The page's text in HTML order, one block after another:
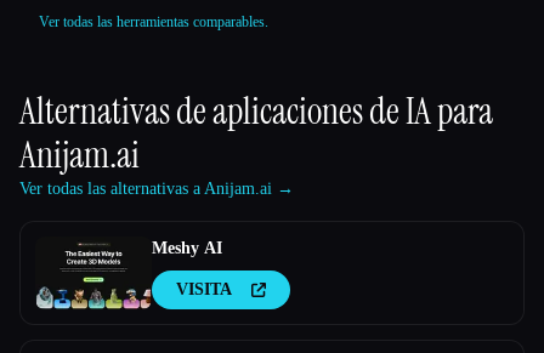
Ver todas las herramientas comparables.
Alternativas de aplicaciones de IA para
Anijam.ai
Ver todas las alternativas a Anijam.ai →
Meshy AI
VISITA